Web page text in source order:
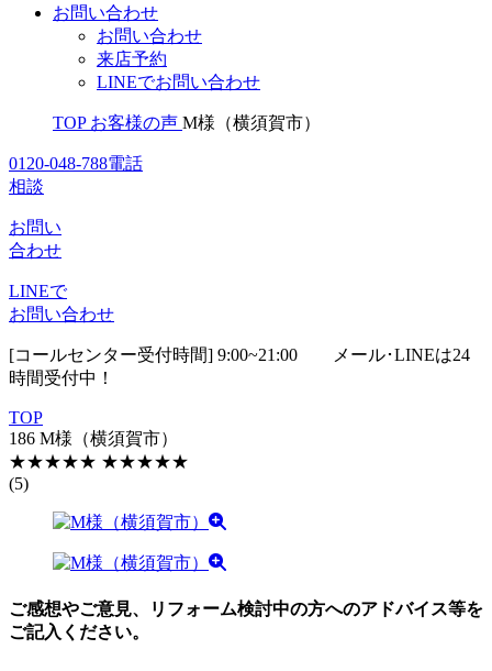
お問い合わせ
お問い合わせ
来店予約
LINEでお問い合わせ
TOP お客様の声 M様（横須賀市）
0120-048-788電話
相談
お問い
合わせ
LINEで
お問い合わせ
[コールセンター受付時間] 9:00~21:00 メール･LINEは24
時間受付中！
TOP
186 M様（横須賀市）
★★★★★ ★★★★★
(5)
ご感想やご意見、リフォーム検討中の方へのアドバイス等を
ご記入ください。